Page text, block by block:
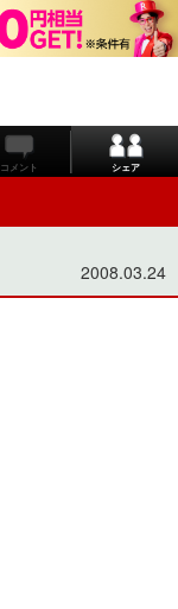
コメント シェア
2008.03.24